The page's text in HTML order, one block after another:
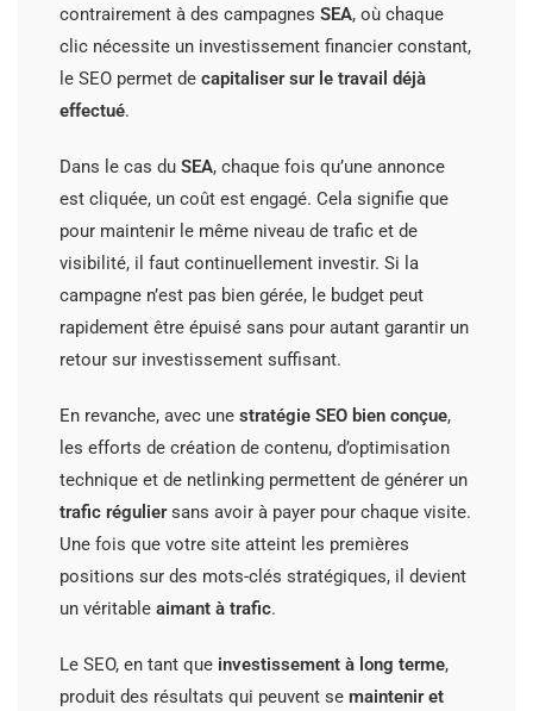
contrairement à des campagnes SEA, où chaque
clic nécessite un investissement financier constant,
le SEO permet de capitaliser sur le travail déjà
effectué.
Dans le cas du SEA, chaque fois qu’une annonce
est cliquée, un coût est engagé. Cela signifie que
pour maintenir le même niveau de trafic et de
visibilité, il faut continuellement investir. Si la
campagne n’est pas bien gérée, le budget peut
rapidement être épuisé sans pour autant garantir un
retour sur investissement suffisant.
En revanche, avec une stratégie SEO bien conçue,
les efforts de création de contenu, d’optimisation
technique et de netlinking permettent de générer un
trafic réguliersans avoir à payer pour chaque visite.
Une fois que votre site atteint les premières
positions sur des mots-clés stratégiques, il devient
un véritable aimant à trafic.
Le SEO, en tant que investissement à long terme,
produit des résultats qui peuvent se maintenir et